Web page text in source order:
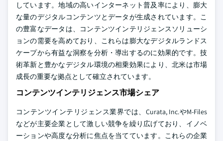
しています。地域の高いインターネット普及率により、膨大
な量のデジタルコンテンツとデータが生成されています。こ
の豊富なデータは、コンテンツインテリジェンスソリューシ
ョンの需要を高めており、これらは膨大なデジタルランドス
ケープから有益な洞察を分析・導出するのに効果的です。技
術革新と豊かなデジタル環境の相乗効果により、北米は市場
成長の重要な拠点として確立されています。
コンテンツインテリジェンス市場シェア
コンテンツインテリジェンス業界では、Curata, Inc.やM-Files
などが主要企業として激しい競争を繰り広げており、イノベ
ーションや高度な分析に焦点を当てています。これらの企業